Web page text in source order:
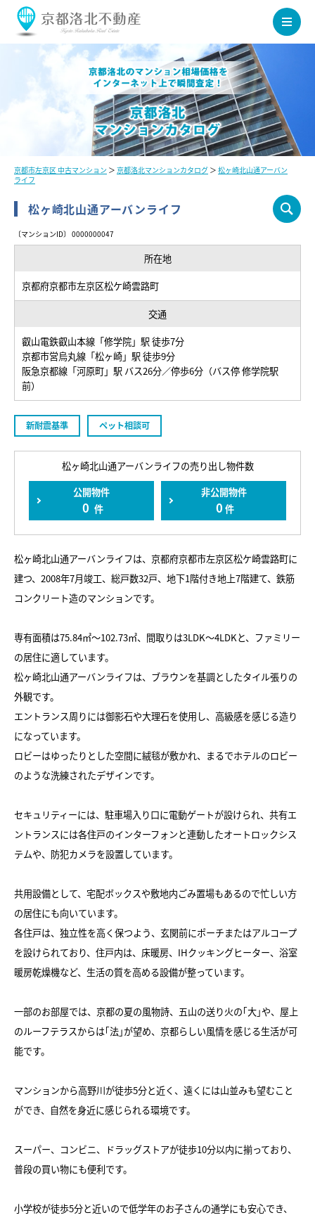
京都市左京区 中古マンション ＞ 京都洛北マンションカタログ ＞ 松ヶ崎北山通アーバン
ライフ
松ヶ崎北山通アーバンライフ
〔マンションID〕 0000000047
所在地
京都府京都市左京区松ケ崎雲路町
交通
叡山電鉄叡山本線「修学院」駅 徒歩7分
京都市営烏丸線「松ヶ崎」駅 徒歩9分
阪急京都線「河原町」駅 バス26分／停歩6分（バス停 修学院駅
前）
新耐震基準 ペット相談可
松ヶ崎北山通アーバンライフの売り出し物件数
公開物件
0 件
非公開物件
0 件
松ヶ崎北山通アーバンライフは、京都府京都市左京区松ケ崎雲路町に
建つ、2008年7月竣工、総戸数32戸、地下1階付き地上7階建て、鉄筋
コンクリート造のマンションです。
専有面積は75.84㎡～102.73㎡、間取りは3LDK～4LDKと、ファミリー
の居住に適しています。
松ヶ崎北山通アーバンライフは、ブラウンを基調としたタイル張りの
外観です。
エントランス周りには御影石や大理石を使用し、高級感を感じる造り
になっています。
ロビーはゆったりとした空間に絨毯が敷かれ、まるでホテルのロビー
のような洗練されたデザインです。
セキュリティーには、駐車場入り口に電動ゲートが設けられ、共有エ
ントランスには各住戸のインターフォンと連動したオートロックシス
テムや、防犯カメラを設置しています。
共用設備として、宅配ボックスや敷地内ごみ置場もあるので忙しい方
の居住にも向いています。
各住戸は、独立性を高く保つよう、玄関前にポーチまたはアルコープ
を設けられており、住戸内は、床暖房、IHクッキングヒーター、浴室
暖房乾燥機など、生活の質を高める設備が整っています。
一部のお部屋では、京都の夏の風物詩、五山の送り火の｢大｣や、屋上
のルーフテラスからは｢法｣が望め、京都らしい風情を感じる生活が可
能です。
マンションから高野川が徒歩5分と近く、遠くには山並みも望むこと
ができ、自然を身近に感じられる環境です。
スーパー、コンビニ、ドラッグストアが徒歩10分以内に揃っており、
普段の買い物にも便利です。
小学校が徒歩5分と近いので低学年のお子さんの通学にも安心でき、